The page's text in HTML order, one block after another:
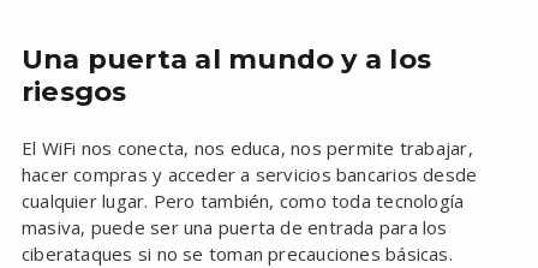
Una puerta al mundo y a los
riesgos
El WiFi nos conecta, nos educa, nos permite trabajar,
hacer compras y acceder a servicios bancarios desde
cualquier lugar. Pero también, como toda tecnología
masiva, puede ser una puerta de entrada para los
ciberataques si no se toman precauciones básicas.